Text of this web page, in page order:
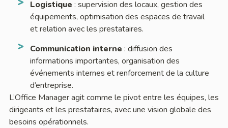
Logistique : supervision des locaux, gestion des
équipements, optimisation des espaces de travail
et relation avec les prestataires.
Communication interne : diffusion des
informations importantes, organisation des
événements internes et renforcement de la culture
d’entreprise.
L’Office Manager agit comme le pivot entre les équipes, les
dirigeants et les prestataires, avec une vision globale des
besoins opérationnels.